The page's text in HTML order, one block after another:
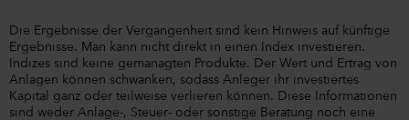
Die Ergebnisse der Vergangenheit sind kein Hinweis auf künftige
Ergebnisse. Man kann nicht direkt in einen Index investieren.
Indizes sind keine gemanagten Produkte. Der Wert und Ertrag von
Anlagen können schwanken, sodass Anleger ihr investiertes
Kapital ganz oder teilweise verlieren können. Diese Informationen
sind weder Anlage-, Steuer- oder sonstige Beratung noch eine